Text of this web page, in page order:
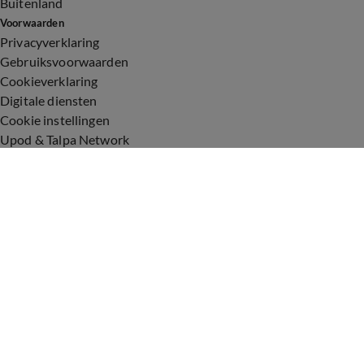
Voorwaarden
Privacyverklaring
Gebruiksvoorwaarden
Cookieverklaring
Digitale diensten
Cookie instellingen
Upod & Talpa Network